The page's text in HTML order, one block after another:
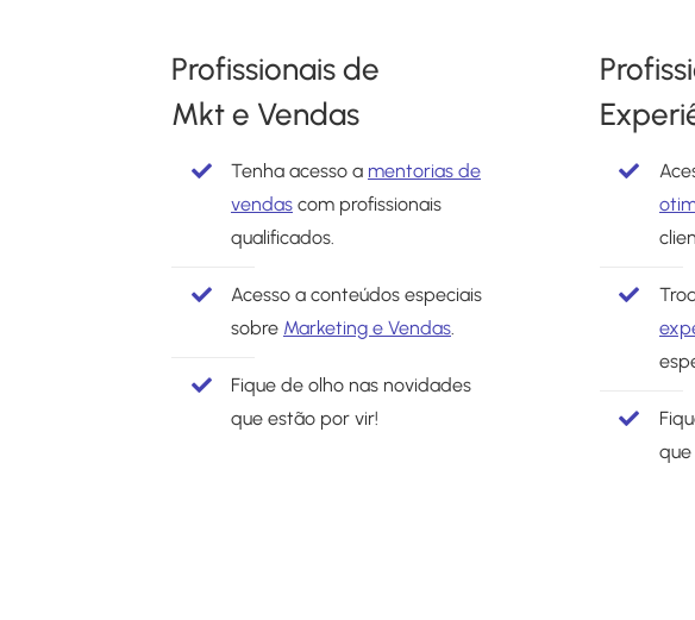
Profissionais de
Mkt e Vendas
Tenha acesso a mentorias de
vendas com profissionais
qualificados.
Acesso a conteúdos especiais
sobre Marketing e Vendas.
Fique de olho nas novidades
que estão por vir!